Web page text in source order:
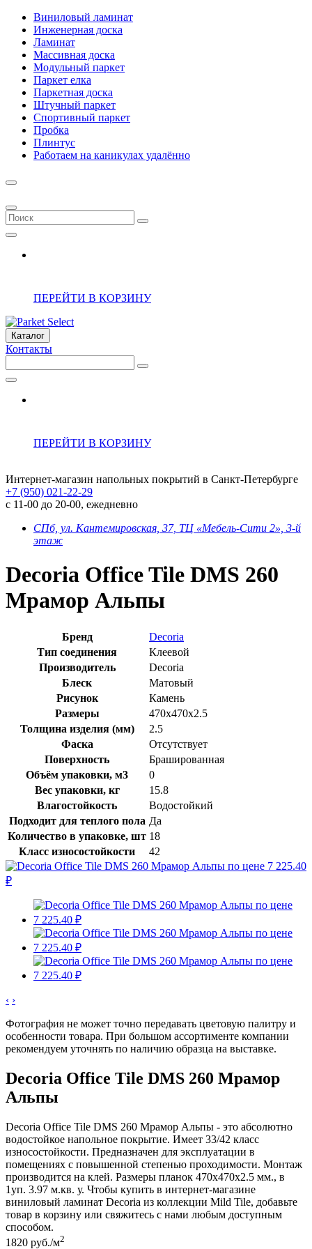
Виниловый ламинат
Инженерная доска
Ламинат
Массивная доска
Модульный паркет
Паркет елка
Паркетная доска
Штучный паркет
Спортивный паркет
Пробка
Плинтус
Работаем на каникулах удалённо
ПЕРЕЙТИ В КОРЗИНУ
Каталог
Контакты
ПЕРЕЙТИ В КОРЗИНУ
Интернет-магазин напольных покрытий в Санкт-Петербурге
+7 (950) 021-22-29
с 11-00 до 20-00, ежедневно
СПб, ул. Кантемировская, 37, ТЦ «Мебель-Сити 2», 3-й
этаж
Decoria Office Tile DMS 260
Мрамор Альпы
Бренд
Decoria
Тип соединения
Клеевой
Производитель
Decoria
Блеск
Матовый
Рисунок
Камень
Размеры
470x470x2.5
Толщина изделия (мм)
2.5
Фаска
Отсутствует
Поверхность
Брашированная
Объём упаковки, м3
0
Вес упаковки, кг
15.8
Влагостойкость
Водостойкий
Подходит для теплого пола Да
Количество в упаковке, шт 18
Класс износостойкости
42
‹ ›
Фотография не может точно передавать цветовую палитру и
особенности товара. При большом ассортименте компании
рекомендуем уточнять по наличию образца на выставке.
Decoria Office Tile DMS 260 Мрамор
Альпы
Decoria Office Tile DMS 260 Мрамор Альпы - это абсолютно
водостойкое напольное покрытие. Имеет 33/42 класс
износостойкости. Предназначен для эксплуатации в
помещениях с повышенной степенью проходимости. Монтаж
производится на клей. Размеры планок 470x470x2.5 мм., в
1уп. 3.97 м.кв. у. Чтобы купить в интернет-магазине
виниловый ламинат Decoria из коллекции Mild Tile, добавьте
товар в корзину или свяжитесь с нами любым доступным
способом.
1820 руб./м2